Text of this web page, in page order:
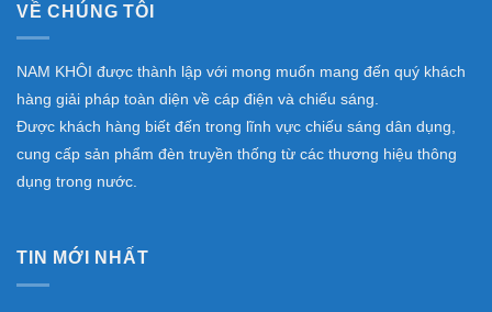
VỀ CHÚNG TÔI
NAM KHÔI được thành lập với mong muốn mang đến quý khách
hàng giải pháp toàn diện về cáp điện và chiếu sáng.
Được khách hàng biết đến trong lĩnh vực chiếu sáng dân dụng,
cung cấp sản phẩm đèn truyền thống từ các thương hiệu thông
dụng trong nước.
TIN MỚI NHẤT